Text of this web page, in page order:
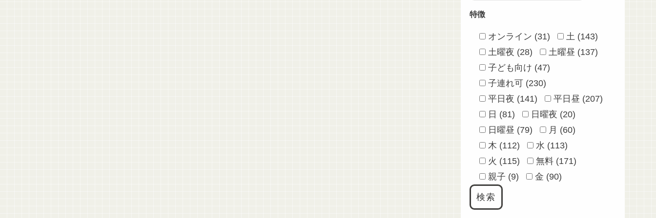
特徴
オンライン (31)
土 (143)
土曜夜 (28)
土曜昼 (137)
子ども向け (47)
子連れ可 (230)
平日夜 (141)
平日昼 (207)
日 (81)
日曜夜 (20)
日曜昼 (79)
月 (60)
木 (112)
水 (113)
火 (115)
無料 (171)
親子 (9)
金 (90)